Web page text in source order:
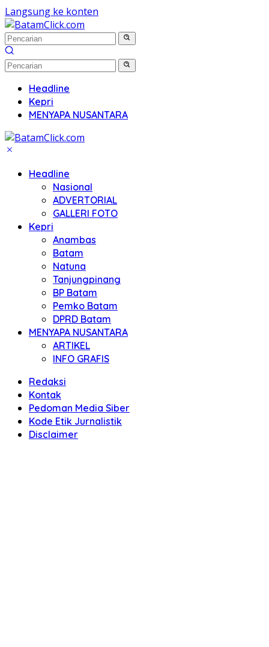
Langsung ke konten
Headline
Kepri
MENYAPA NUSANTARA
Headline
Nasional
ADVERTORIAL
GALLERI FOTO
Kepri
Anambas
Batam
Natuna
Tanjungpinang
BP Batam
Pemko Batam
DPRD Batam
MENYAPA NUSANTARA
ARTIKEL
INFO GRAFIS
Redaksi
Kontak
Pedoman Media Siber
Kode Etik Jurnalistik
Disclaimer